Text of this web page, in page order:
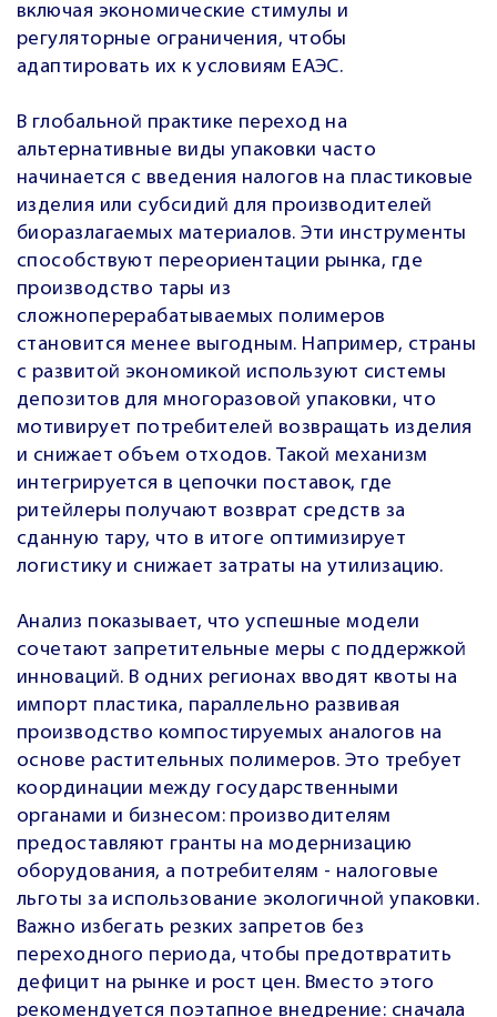
включая экономические стимулы и
регуляторные ограничения, чтобы
адаптировать их к условиям ЕАЭС.
В глобальной практике переход на
альтернативные виды упаковки часто
начинается с введения налогов на пластиковые
изделия или субсидий для производителей
биоразлагаемых материалов. Эти инструменты
способствуют переориентации рынка, где
производство тары из
сложноперерабатываемых полимеров
становится менее выгодным. Например, страны
с развитой экономикой используют системы
депозитов для многоразовой упаковки, что
мотивирует потребителей возвращать изделия
и снижает объем отходов. Такой механизм
интегрируется в цепочки поставок, где
ритейлеры получают возврат средств за
сданную тару, что в итоге оптимизирует
логистику и снижает затраты на утилизацию.
Анализ показывает, что успешные модели
сочетают запретительные меры с поддержкой
инноваций. В одних регионах вводят квоты на
импорт пластика, параллельно развивая
производство компостируемых аналогов на
основе растительных полимеров. Это требует
координации между государственными
органами и бизнесом: производителям
предоставляют гранты на модернизацию
оборудования, а потребителям - налоговые
льготы за использование экологичной упаковки.
Важно избегать резких запретов без
переходного периода, чтобы предотвратить
дефицит на рынке и рост цен. Вместо этого
рекомендуется поэтапное внедрение: сначала